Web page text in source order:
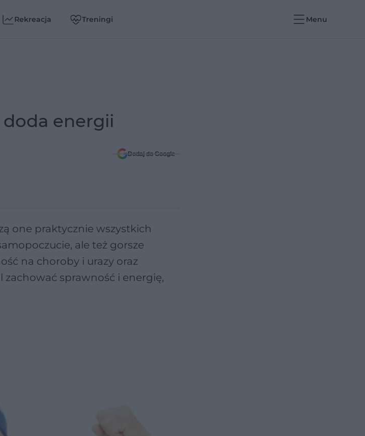
Rekreacja Treningi Menu
doda energii
Dodaj do Google
one praktycznie wszystkich
ale też gorsze
na choroby i urazy oraz
sprawność i energię,